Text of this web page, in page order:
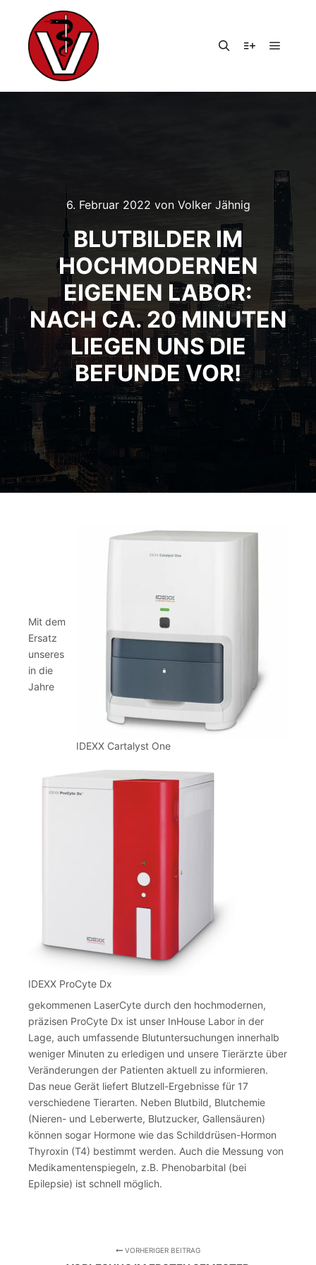
6. Februar 2022 von Volker Jähnig
BLUTBILDER IM
HOCHMODERNEN
EIGENEN LABOR:
NACH CA. 20 MINUTEN
LIEGEN UNS DIE
BEFUNDE VOR!
IDEXX Cartalyst One
IDEXX ProCyte Dx
Mit dem
Ersatz
unseres
in die
Jahre
gekommenen LaserCyte durch den hochmodernen,
präzisen ProCyte Dx ist unser InHouse Labor in der
Lage, auch umfassende Blutuntersuchungen innerhalb
weniger Minuten zu erledigen und unsere Tierärzte über
Veränderungen der Patienten aktuell zu informieren.
Das neue Gerät liefert Blutzell-Ergebnisse für 17
verschiedene Tierarten. Neben Blutbild, Blutchemie
(Nieren- und Leberwerte, Blutzucker, Gallensäuren)
können sogar Hormone wie das Schilddrüsen-Hormon
Thyroxin (T4) bestimmt werden. Auch die Messung von
Medikamentenspiegeln, z.B. Phenobarbital (bei
Epilepsie) ist schnell möglich.
VORHERIGER BEITRAG